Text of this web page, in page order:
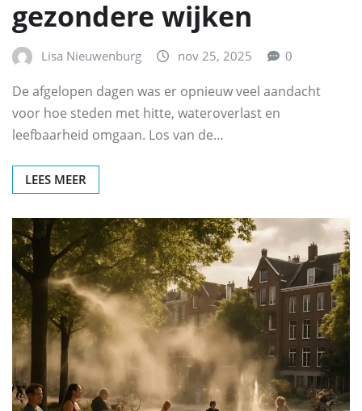
gezondere wijken
Lisa Nieuwenburg nov 25, 2025 0
De afgelopen dagen was er opnieuw veel aandacht
voor hoe steden met hitte, wateroverlast en
leefbaarheid omgaan. Los van de…
LEES MEER